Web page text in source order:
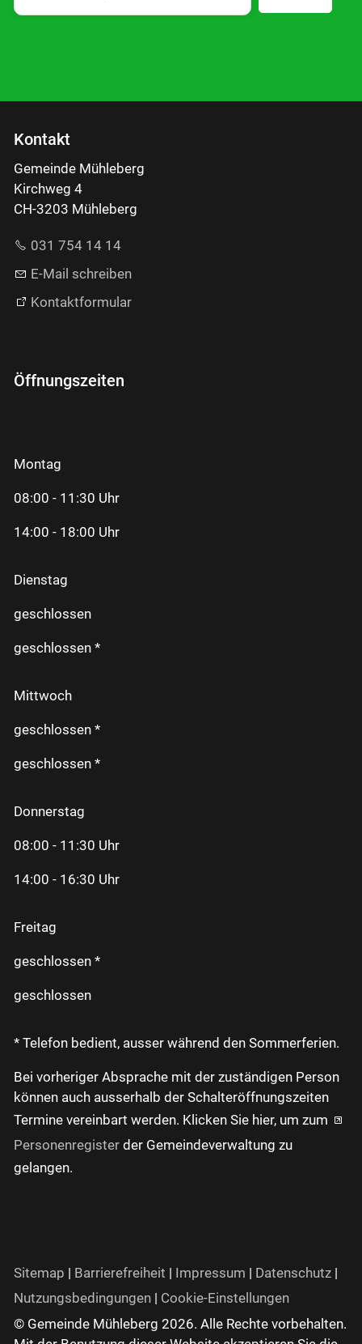
Kontakt
Gemeinde Mühleberg
Kirchweg 4
CH-3203 Mühleberg
031 754 14 14
E-Mail schreiben
Kontaktformular
Öffnungszeiten
Montag
08:00 - 11:30 Uhr
14:00 - 18:00 Uhr
Dienstag
geschlossen
geschlossen *
Mittwoch
geschlossen *
geschlossen *
Donnerstag
08:00 - 11:30 Uhr
14:00 - 16:30 Uhr
Freitag
geschlossen *
geschlossen
* Telefon bedient, ausser während den Sommerferien.
Bei vorheriger Absprache mit der zuständigen Person
können auch ausserhalb der Schalteröffnungszeiten
Termine vereinbart werden. Klicken Sie hier, um zum
Personenregister der Gemeindeverwaltung zu
gelangen.
Sitemap | Barrierefreiheit | Impressum | Datenschutz |
Nutzungsbedingungen | Cookie-Einstellungen
© Gemeinde Mühleberg 2026. Alle Rechte vorbehalten.